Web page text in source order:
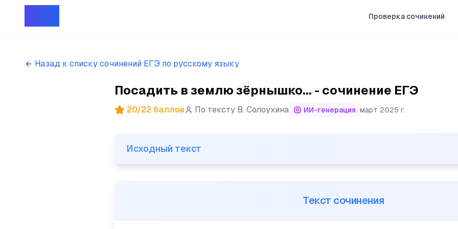
Проверка сочинений
Назад к списку сочинений ЕГЭ по русскому языку
Посадить в землю зёрнышко... - сочинение ЕГЭ
20/22 баллов По тексту В. Солоухина ИИ-генерация март 2025 г.
(1) Посадить в землю зёрнышко и вырастить из него что-нибудь: ржаной колос,
Исходный текст
Текст сочинения